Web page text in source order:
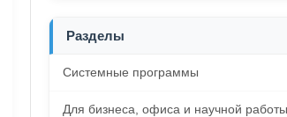
Разделы
Системные программы
Для бизнеса, офиса и научной работы